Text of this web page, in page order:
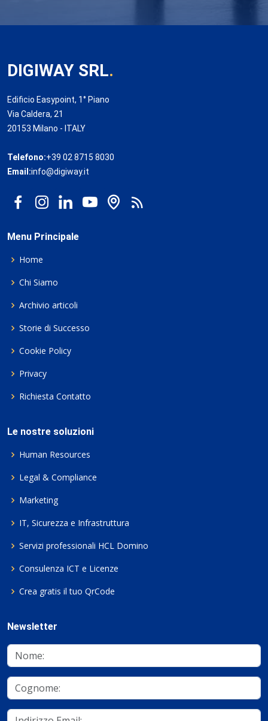
DIGIWAY SRL.
Edificio Easypoint, 1° Piano
Via Caldera, 21
20153 Milano - ITALY
Telefono:+39 02 8715 8030
Email:info@digiway.it
Menu Principale
Home
Chi Siamo
Archivio articoli
Storie di Successo
Cookie Policy
Privacy
Richiesta Contatto
Le nostre soluzioni
Human Resources
Legal & Compliance
Marketing
IT, Sicurezza e Infrastruttura
Servizi professionali HCL Domino
Consulenza ICT e Licenze
Crea gratis il tuo QrCode
Newsletter